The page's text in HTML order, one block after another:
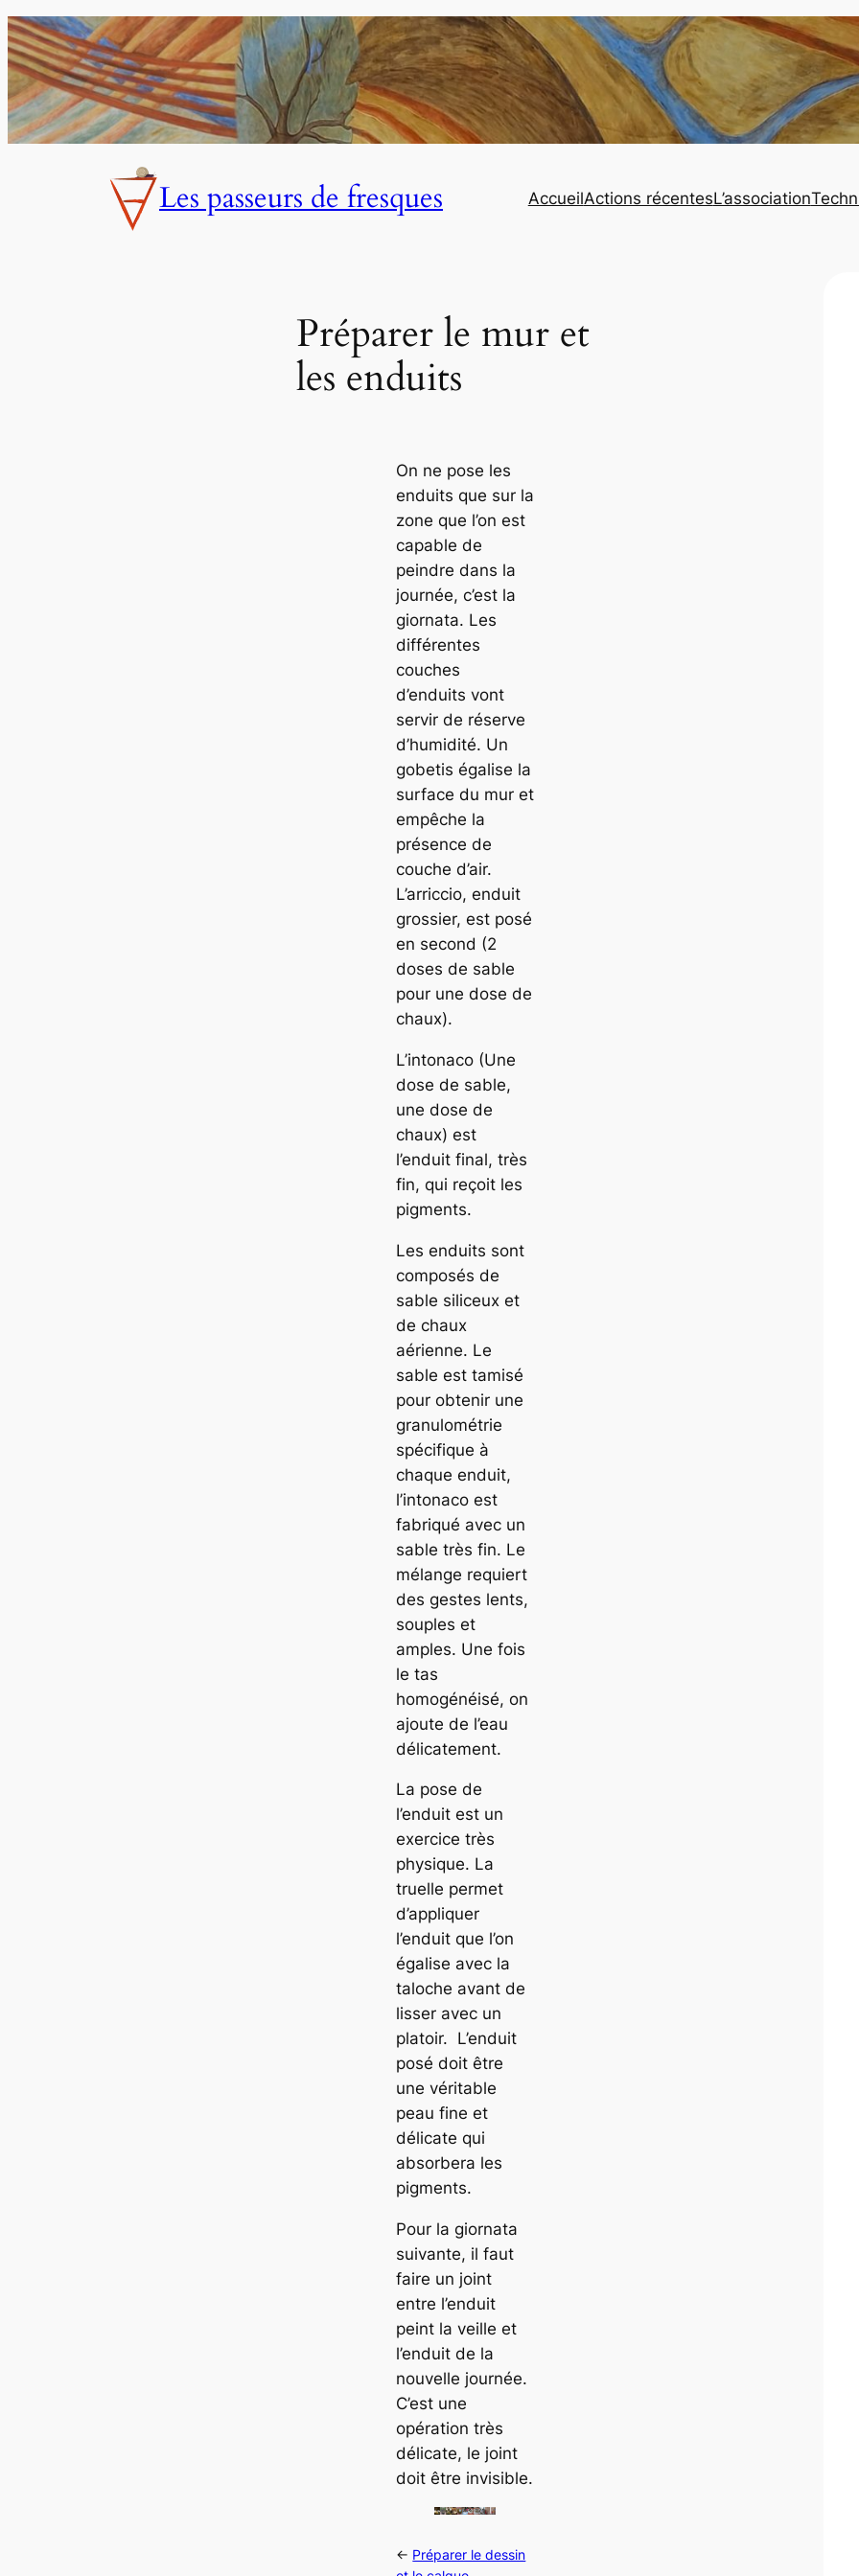
Aller
au
contenu
Les passeurs de fresques AccueilActions récentesL’association
Préparer le mur et
les enduits
On ne pose les
enduits que sur la
zone que l’on est
capable de
peindre dans la
journée, c’est la
giornata. Les
différentes
couches
d’enduits vont
servir de réserve
d’humidité. Un
gobetis égalise la
surface du mur et
empêche la
présence de
couche d’air.
L’arriccio, enduit
grossier, est posé
en second (2
doses de sable
pour une dose de
chaux).
L’intonaco (Une
dose de sable,
une dose de
chaux) est
l’enduit final, très
fin, qui reçoit les
pigments.
Les enduits sont
composés de
sable siliceux et
de chaux
aérienne. Le
sable est tamisé
pour obtenir une
granulométrie
spécifique à
chaque enduit,
l’intonaco est
fabriqué avec un
sable très fin. Le
mélange requiert
des gestes lents,
souples et
amples. Une fois
le tas
homogénéisé, on
ajoute de l’eau
délicatement.
La pose de
l’enduit est un
exercice très
physique. La
truelle permet
d’appliquer
l’enduit que l’on
égalise avec la
taloche avant de
lisser avec un
platoir. L’enduit
posé doit être
une véritable
peau fine et
délicate qui
absorbera les
pigments.
Pour la giornata
suivante, il faut
faire un joint
entre l’enduit
peint la veille et
l’enduit de la
nouvelle journée.
C’est une
opération très
délicate, le joint
doit être invisible.
← Préparer le dessin